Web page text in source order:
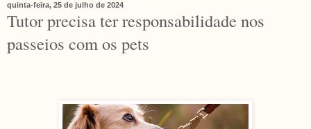
quinta-feira, 25 de julho de 2024
Tutor precisa ter responsabilidade nos
passeios com os pets